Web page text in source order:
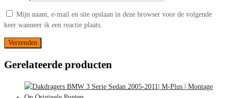
Mijn naam, e-mail en site opslaan in deze browser voor de volgende
keer wanneer ik een reactie plaats.
Gerelateerde producten